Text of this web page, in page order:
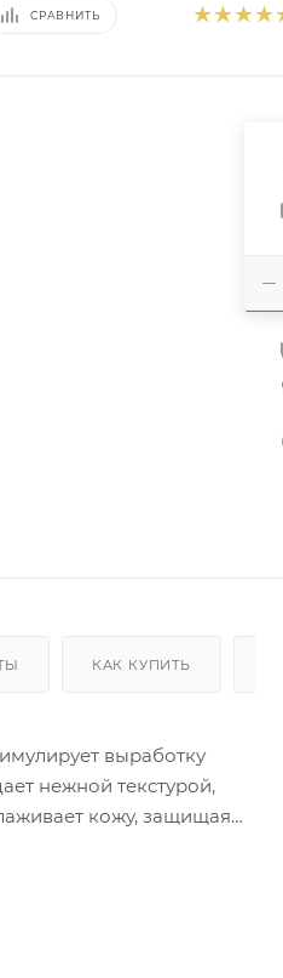
СРАВНИТЬ
КАК КУПИТЬ
выработку
нежной текстурой,
кожу, защищая